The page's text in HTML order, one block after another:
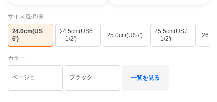
サイズ選択欄
24.0cm(US
6')
24.5cm(US6
1/2')
25.0cm(US7')
25.5cm(US7
1/2')
カラー
ベージュ ブラック 一覧を見る